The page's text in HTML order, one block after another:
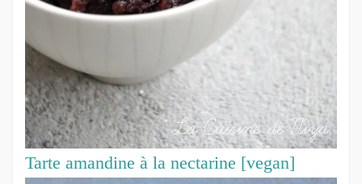
Tarte amandine à la nectarine [vegan]